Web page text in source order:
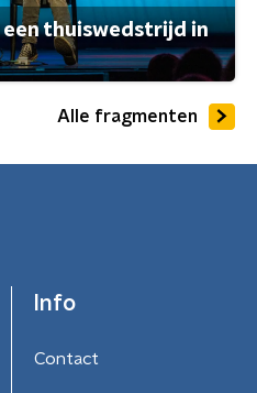
thuiswedstrijd in
Alle fragmenten
Info
Contact